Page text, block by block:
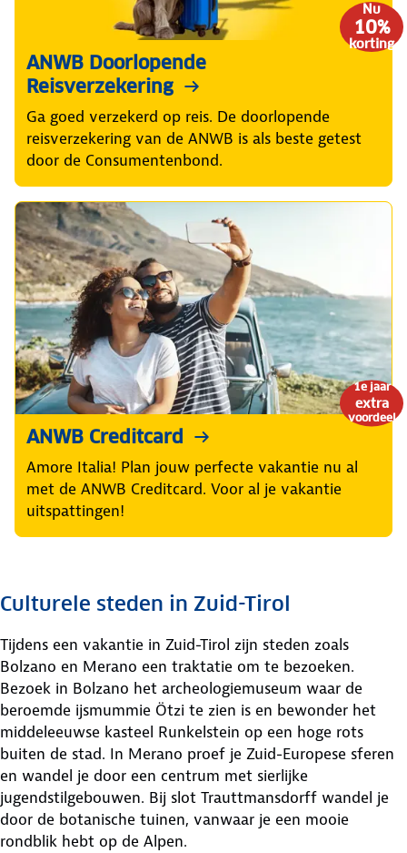
Nu
10%
korting
ANWB Doorlopende
Reisverzekering
Ga goed verzekerd op reis. De doorlopende
reisverzekering van de ANWB is als beste getest
door de Consumentenbond.
1e jaar
extra
voordeel
ANWB Creditcard
Amore Italia! Plan jouw perfecte vakantie nu al
met de ANWB Creditcard. Voor al je vakantie
uitspattingen!
Culturele steden in Zuid-Tirol
Tijdens een vakantie in Zuid-Tirol zijn steden zoals
Bolzano en Merano een traktatie om te bezoeken.
Bezoek in Bolzano het archeologiemuseum waar de
beroemde ijsmummie Ötzi te zien is en bewonder het
middeleeuwse kasteel Runkelstein op een hoge rots
buiten de stad. In Merano proef je Zuid-Europese sferen
en wandel je door een centrum met sierlijke
jugendstilgebouwen. Bij slot Trauttmansdorff wandel je
door de botanische tuinen, vanwaar je een mooie
rondblik hebt op de Alpen.